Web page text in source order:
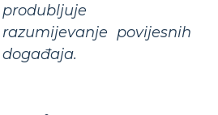
produbljuje
razumijevanje povijesnih
događaja.